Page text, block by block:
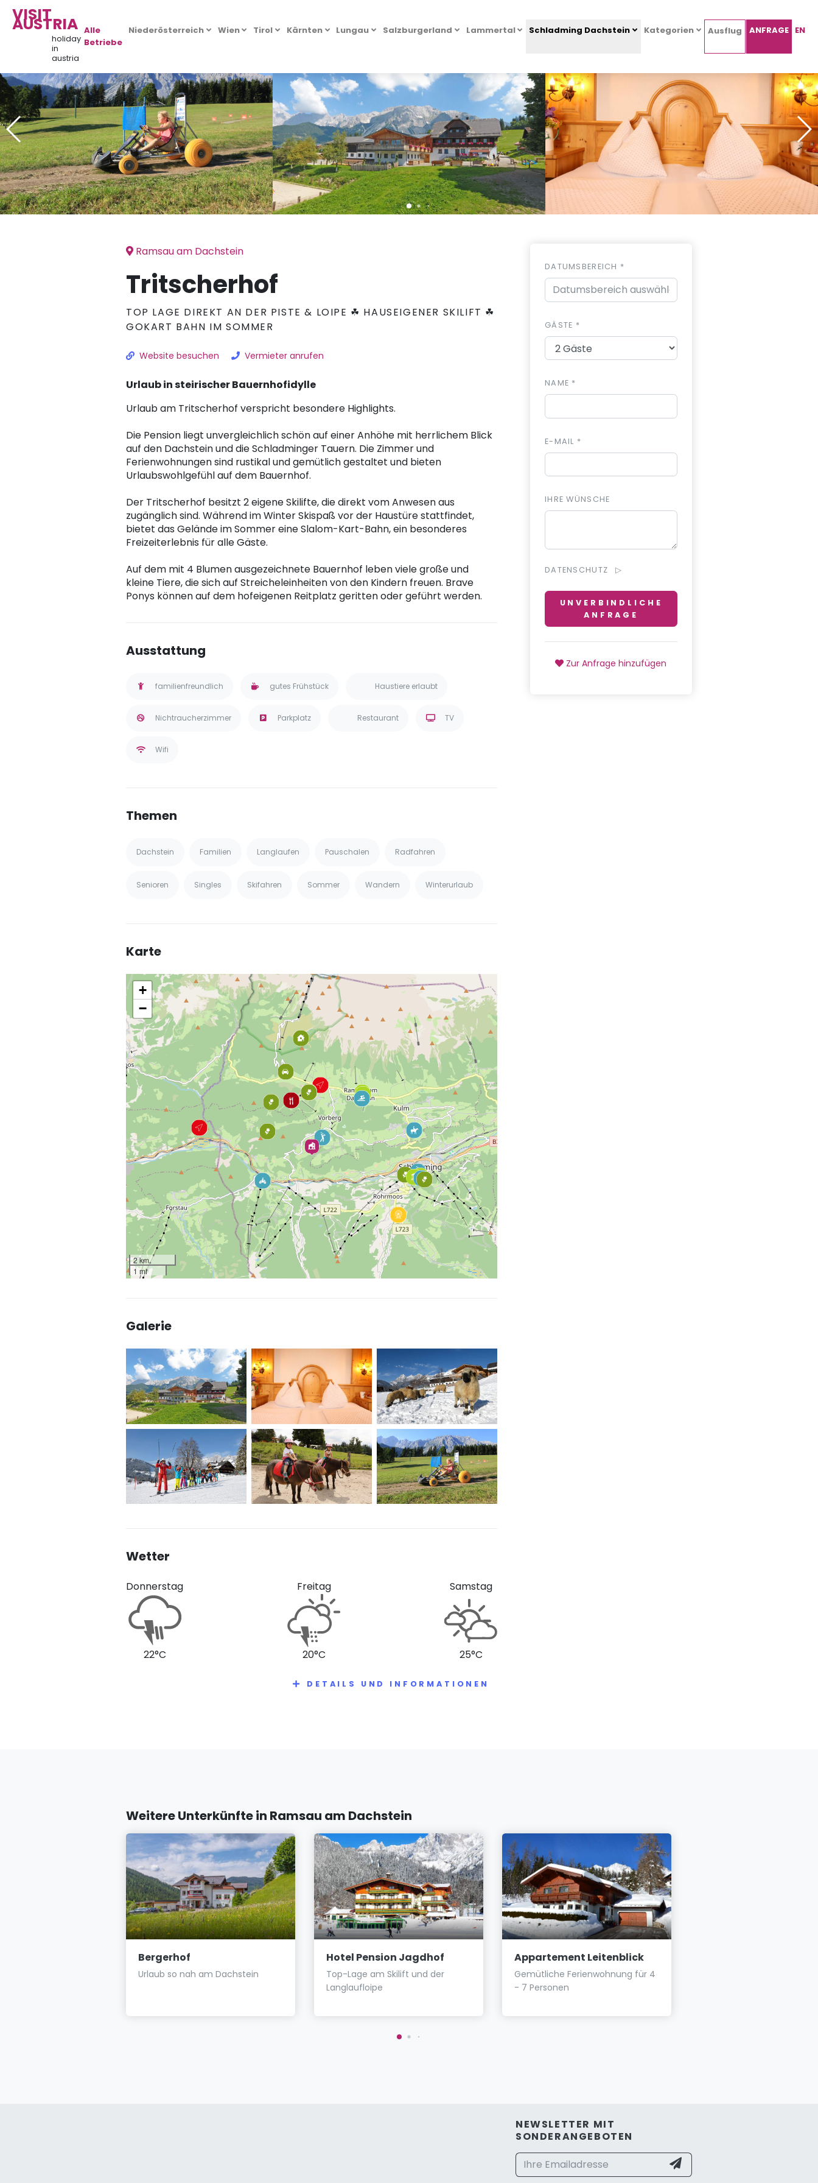
VISIT
AUSTRIA
holiday
in
austria
Alle
Betriebe
Niederösterreich Wien Tirol Kärnten Lungau Salzburgerland Lammertal Schladming Dachstein Kategorien Ausflug ANFRAGE EN
Ramsau am Dachstein
Tritscherhof
TOP LAGE DIREKT AN DER PISTE & LOIPE ☘ HAUSEIGENER SKILIFT ☘
GOKART BAHN IM SOMMER
Website besuchen Vermieter anrufen
Urlaub in steirischer Bauernhofidylle
Urlaub am Tritscherhof verspricht besondere Highlights.
Die Pension liegt unvergleichlich schön auf einer Anhöhe mit herrlichem Blick
auf den Dachstein und die Schladminger Tauern. Die Zimmer und
Ferienwohnungen sind rustikal und gemütlich gestaltet und bieten
Urlaubswohlgefühl auf dem Bauernhof.
Der Tritscherhof besitzt 2 eigene Skilifte, die direkt vom Anwesen aus
zugänglich sind. Während im Winter Skispaß vor der Haustüre stattfindet,
bietet das Gelände im Sommer eine Slalom-Kart-Bahn, ein besonderes
Freizeiterlebnis für alle Gäste.
Auf dem mit 4 Blumen ausgezeichnete Bauernhof leben viele große und
kleine Tiere, die sich auf Streicheleinheiten von den Kindern freuen. Brave
Ponys können auf dem hofeigenen Reitplatz geritten oder geführt werden.
Ausstattung
familienfreundlich gutes Frühstück Haustiere erlaubt
Nichtraucherzimmer Parkplatz Restaurant TV
Wifi
Themen
Dachstein Familien Langlaufen Pauschalen Radfahren
Senioren Singles Skifahren Sommer Wandern Winterurlaub
Karte
+
−
2 km
1 mi
Galerie
Wetter
Donnerstag
22°C
Freitag
20°C
Samstag
25°C
DETAILS UND INFORMATIONEN
DATUMSBEREICH *
GÄSTE *
NAME *
E-MAIL *
IHRE WÜNSCHE
DATENSCHUTZ
UNVERBINDLICHE
ANFRAGE
Zur Anfrage hinzufügen
Weitere Unterkünfte in Ramsau am Dachstein
Bergerhof
Urlaub so nah am Dachstein
Hotel Pension Jagdhof
Top-Lage am Skilift und der
Langlaufloipe
Appartement Leitenblick
Gemütliche Ferienwohnung für 4
- 7 Personen
NEWSLETTER MIT
SONDERANGEBOTEN